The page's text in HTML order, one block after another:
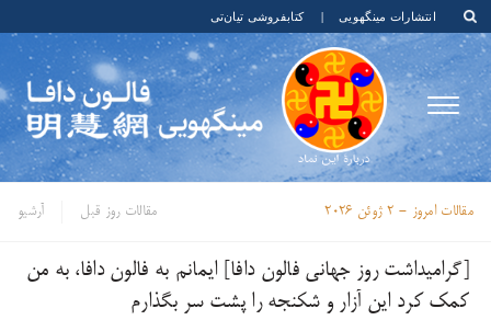
انتشارات مینگهویی | کتابفروشی تیان‌تی
مقالات امروز - 2 ژوئن 2026 مقالات روز قبل آرشیو
[گرامیداشت روز جهانی فالون دافا] ایمانم به فالون دافا، به من
کمک کرد این آزار و شکنجه را پشت سر بگذارم